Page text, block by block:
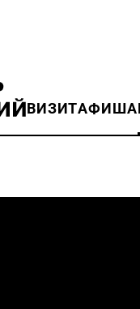
ВИЗИТАФИША